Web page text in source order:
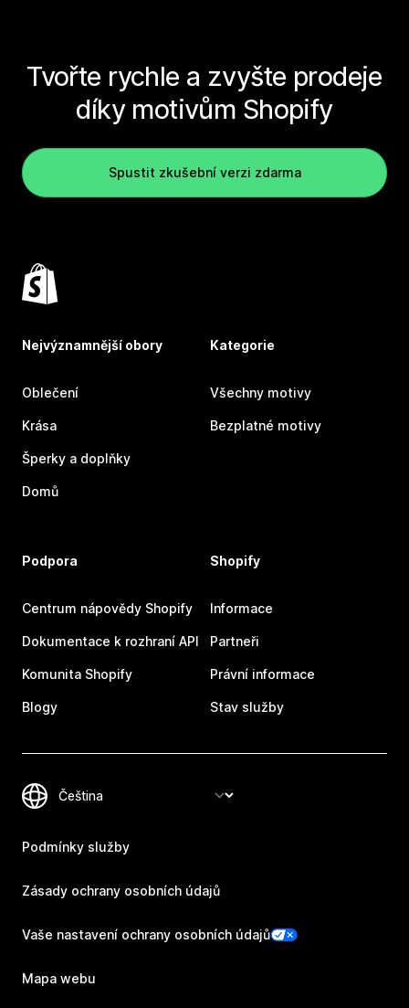
Tvořte rychle a zvyšte prodeje
díky motivům Shopify
Spustit zkušební verzi zdarma
Nejvýznamnější obory
Oblečení
Krása
Šperky a doplňky
Domů
Kategorie
Všechny motivy
Bezplatné motivy
Podpora
Centrum nápovědy Shopify
Dokumentace k rozhraní API
Komunita Shopify
Blogy
Shopify
Informace
Partneři
Právní informace
Stav služby
Podmínky služby
Zásady ochrany osobních údajů
Vaše nastavení ochrany osobních údajů
Mapa webu